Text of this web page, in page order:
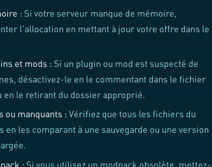
: Si votre serveur manque de mémoire,
l'allocation en mettant à jour votre offre dans le
et mods : Si un plugin ou mod est suspecté de
désactivez-le en le commentant dans le fichier
en le retirant du dossier approprié.
ou manquants : Vérifiez que tous les fichiers du
en les comparant à une sauvegarde ou une version
: Si vous utilisez un modpack obsolète, mettez-